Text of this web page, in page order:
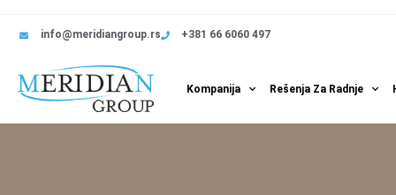
info@meridiangroup.rs +381 66 6060 497
Kompanija Rešenja Za Radnje